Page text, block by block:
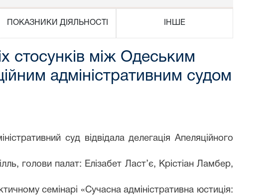
ПОКАЗНИКИ ДІЯЛЬНОСТІ ІНШЕ
стосунків між Одеським
адміністративним судом
суд відвідала делегація Апеляційного
голови палат: Елізабет Ласт’є, Крістіан Ламбер,
семінарі «Сучасна адміністративна юстиція: